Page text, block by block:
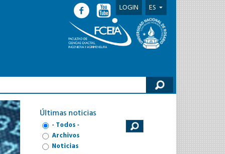
LOGIN ES
Últimas noticias
- Todos -
Archivos
Noticias